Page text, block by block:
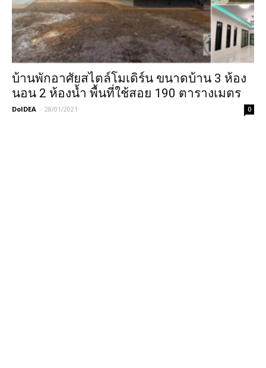
บ้านพักอาศัยสไตล์โมเดิร์น ขนาดบ้าน 3 ห้อง
นอน 2 ห้องน้ำ พื้นที่ใช้สอย 190 ตารางเมตร
DoIDEA - 28/01/2021 0